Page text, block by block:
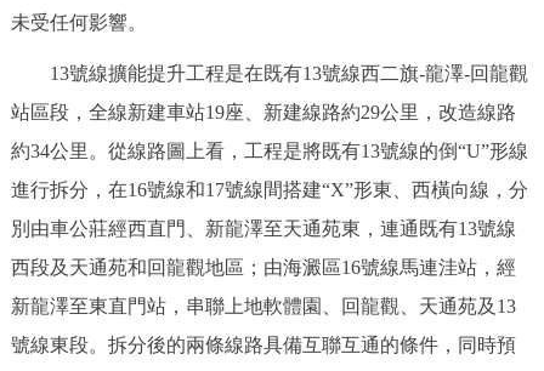
走進北京
多語種
未受任何影響。
13號線擴能提升工程是在既有13號線西二旗-龍澤-回龍觀
站區段，全線新建車站19座、新建線路約29公里，改造線路
約34公里。從線路圖上看，工程是將既有13號線的倒“U”形線
進行拆分，在16號線和17號線間搭建“X”形東、西橫向線，分
別由車公莊經西直門、新龍澤至天通苑東，連通既有13號線
西段及天通苑和回龍觀地區；由海澱區16號線馬連洼站，經
新龍澤至東直門站，串聯上地軟體園、回龍觀、天通苑及13
號線東段。拆分後的兩條線路具備互聯互通的條件，同時預